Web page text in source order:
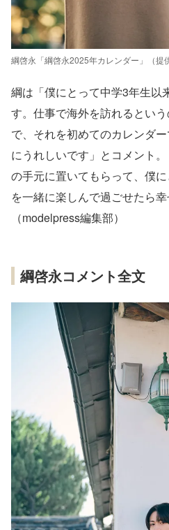
綱啓永「綱啓永2025年カレンダー」（提
綱は「僕にとって中学3年生以
す。仕事で海外を訪れるとい
で、それを初めてのカレンダ
にうれしいです」とコメント
の手元に置いてもらって、僕
を一緒に楽しんで過ごせたら幸
（modelpress編集部）
綱啓永コメント全文